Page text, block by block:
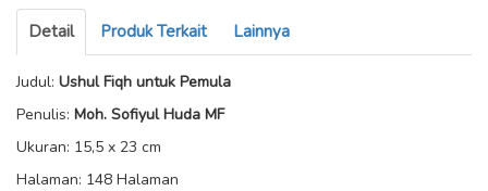
Detail Produk Terkait Lainnya
Judul: Ushul Fiqh untuk Pemula
Penulis: Moh. Sofiyul Huda MF
Ukuran: 15,5 x 23 cm
Halaman: 148 Halaman